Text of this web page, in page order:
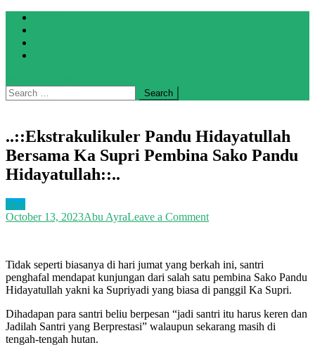
Skip
content
Search
for:
..::Ekstrakulikuler Pandu Hidayatullah
Bersama Ka Supri Pembina Sako Pandu
Hidayatullah::..
blog
October 13, 2023Abu AyraLeave a Commenton
Bersama
Ka
Supri
Sako
Pandu
Tidak seperti biasanya di hari jumat yang berkah ini, santri
penghafal mendapat kunjungan dari salah satu pembina Sako Pandu
Hidayatullah yakni ka Supriyadi yang biasa di panggil Ka Supri.
Dihadapan para santri beliu berpesan “jadi santri itu harus keren dan
Jadilah Santri yang Berprestasi” walaupun sekarang masih di
tengah-tengah hutan.